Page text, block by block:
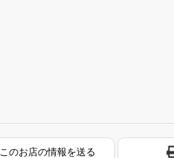
このお店の情報を送る